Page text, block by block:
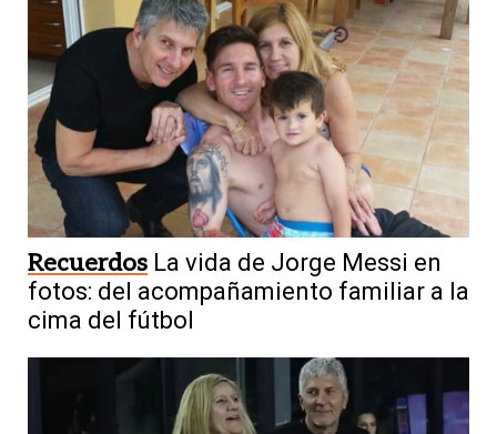
Recuerdos La vida de Jorge Messi en
fotos: del acompañamiento familiar a la
cima del fútbol